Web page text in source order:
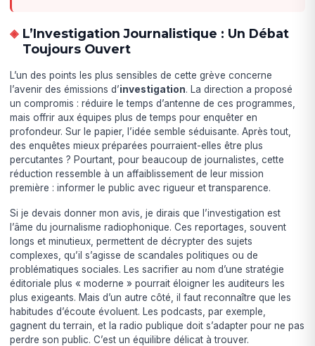
L’Investigation Journalistique : Un Débat
Toujours Ouvert
L’un des points les plus sensibles de cette grève concerne
l’avenir des émissions d’investigation. La direction a proposé
un compromis : réduire le temps d’antenne de ces programmes,
mais offrir aux équipes plus de temps pour enquêter en
profondeur. Sur le papier, l’idée semble séduisante. Après tout,
des enquêtes mieux préparées pourraient-elles être plus
percutantes ? Pourtant, pour beaucoup de journalistes, cette
réduction ressemble à un affaiblissement de leur mission
première : informer le public avec rigueur et transparence.
Si je devais donner mon avis, je dirais que l’investigation est
l’âme du journalisme radiophonique. Ces reportages, souvent
longs et minutieux, permettent de décrypter des sujets
complexes, qu’il s’agisse de scandales politiques ou de
problématiques sociales. Les sacrifier au nom d’une stratégie
éditoriale plus « moderne » pourrait éloigner les auditeurs les
plus exigeants. Mais d’un autre côté, il faut reconnaître que les
habitudes d’écoute évoluent. Les podcasts, par exemple,
gagnent du terrain, et la radio publique doit s’adapter pour ne pas
perdre son public. C’est un équilibre délicat à trouver.